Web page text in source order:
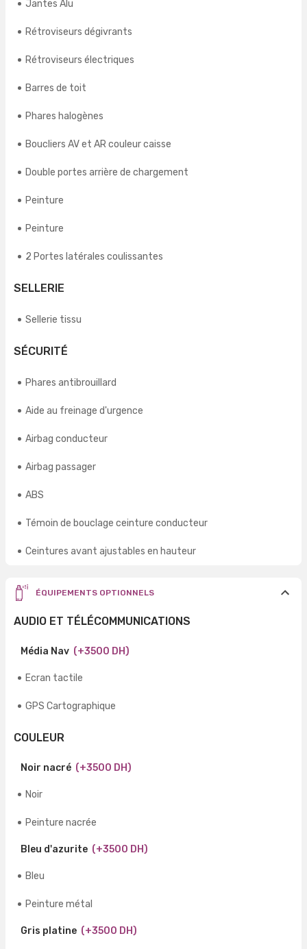
Jantes Alu
Rétroviseurs dégivrants
Rétroviseurs électriques
Barres de toit
Phares halogènes
Boucliers AV et AR couleur caisse
Double portes arrière de chargement
Peinture
Peinture
2 Portes latérales coulissantes
SELLERIE
Sellerie tissu
SÉCURITÉ
Phares antibrouillard
Aide au freinage d'urgence
Airbag conducteur
Airbag passager
ABS
Témoin de bouclage ceinture conducteur
Ceintures avant ajustables en hauteur
ÉQUIPEMENTS OPTIONNELS
AUDIO ET TÉLÉCOMMUNICATIONS
Média Nav (+3500 DH)
Ecran tactile
GPS Cartographique
COULEUR
Noir nacré (+3500 DH)
Noir
Peinture nacrée
Bleu d'azurite (+3500 DH)
Bleu
Peinture métal
Gris platine (+3500 DH)